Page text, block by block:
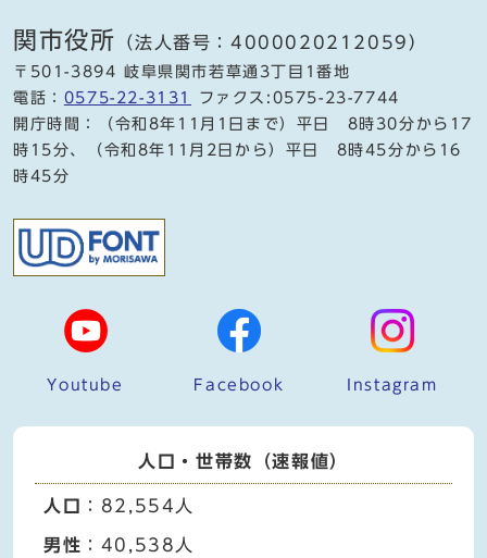
関市役所 （法人番号：4000020212059）
〒501-3894 岐阜県関市若草通3丁目1番地
電話： 0575-22-3131
ファクス:0575-23-7744
開庁時間：（令和8年11月1日まで）平日 8時30分から17
時15分、（令和8年11月2日から）平日 8時45分から16
時45分
Youtube Facebook Instagram
人口・世帯数（速報値）
人口 ：82,554人
男性 ：40,538人